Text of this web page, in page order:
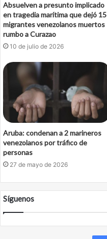
Absuelven a presunto implicado
en tragedia marítima que dejó 15
migrantes venezolanos muertos
rumbo a Curazao
10 de julio de 2026
Aruba: condenan a 2 marineros
venezolanos por tráfico de
personas
27 de mayo de 2026
Síguenos